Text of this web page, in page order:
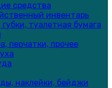
средства
инвентарь
туалетная бумага
перчатки, прочее
наклейки, бейджи